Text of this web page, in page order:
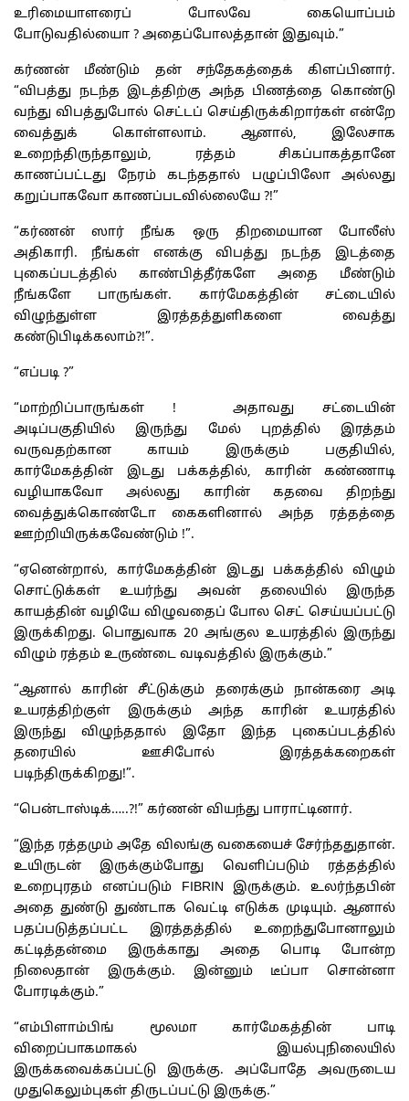
உரிமையாளரைப் போலவே கையொப்பம்
போடுவதில்யைா ? அதைப்போலத்தான் இதுவும்.”
கர்ணன் மீண்டும் தன் சந்தேகத்தைக் கிளப்பினார்.
“விபத்து நடந்த இடத்திற்கு அந்த பிணத்தை கொண்டு
வந்து விபத்துபோல் செட்டப் செய்திருக்கிறார்கள் என்றே
வைத்துக் கொள்ளலாம். ஆனால், இலேசாக
உறைந்திருந்தாலும், ரத்தம் சிகப்பாகத்தானே
காணப்பட்டது நேரம் கடந்ததால் பழுப்பிலோ அல்லது
கறுப்பாகவோ காணப்படவில்லையே ?!”
“கர்ணன் ஸார் நீங்க ஒரு திறமையான போலீஸ்
அதிகாரி. நீங்கள் எனக்கு விபத்து நடந்த இடத்தை
புகைப்படத்தில் காண்பித்தீர்களே அதை மீண்டும்
நீங்களே பாருங்கள். கார்மேகத்தின் சட்டையில்
விழுந்துள்ள இரத்தத்துளிகளை வைத்து
கண்டுபிடிக்கலாம்?!”.
“எப்படி ?”
“மாற்றிப்பாருங்கள் ! அதாவது சட்டையின்
அடிப்பகுதியில் இருந்து மேல் புறத்தில் இரத்தம்
வருவதற்கான காயம் இருக்கும் பகுதியில்,
கார்மேகத்தின் இடது பக்கத்தில், காரின் கண்ணாடி
வழியாகவோ அல்லது காரின் கதவை திறந்து
வைத்துக்கொண்டோ கைகளினால் அந்த ரத்தத்தை
ஊற்றியிருக்கவேண்டும் !”.
“ஏனென்றால், கார்மேகத்தின் இடது பக்கத்தில் விழும்
சொட்டுக்கள் உயர்ந்து அவன் தலையில் இருந்த
காயத்தின் வழியே விழுவதைப் போல செட் செய்யப்பட்டு
இருக்கிறது. பொதுவாக 20 அங்குல உயரத்தில் இருந்து
விழும் ரத்தம் உருண்டை வடிவத்தில் இருக்கும்.”
“ஆனால் காரின் சீட்டுக்கும் தரைக்கும் நான்கரை அடி
உயரத்திற்குள் இருக்கும் அந்த காரின் உயரத்தில்
இருந்து விழுந்ததால் இதோ இந்த புகைப்படத்தில்
தரையில் ஊசிபோல் இரத்தக்கறைகள்
படிந்திருக்கிறது!”.
“பென்டாஸ்டிக்…..?!” கர்ணன் வியந்து பாராட்டினார்.
“இந்த ரத்தமும் அதே விலங்கு வகையைச் சேர்ந்ததுதான்.
உயிருடன் இருக்கும்போது வெளிப்படும் ரத்தத்தில்
உறைபுரதம் எனப்படும் FIBRIN இருக்கும். உலர்ந்தபின்
அதை துண்டு துண்டாக வெட்டி எடுக்க முடியும். ஆனால்
பதப்படுத்தப்பட்ட இரத்தத்தில் உறைந்துபோனாலும்
கட்டித்தன்மை இருக்காது அதை பொடி போன்ற
நிலைதான் இருக்கும். இன்னும் டீப்பா சொன்னா
போரடிக்கும்.”
“எம்பிளாம்பிங் மூலமா கார்மேகத்தின் பாடி
விறைப்பாகமாகல் இயல்புநிலையில்
இருக்கவைக்கப்பட்டு இருக்கு. அப்போதே அவருடைய
முதுகெலும்புகள் திருடப்பட்டு இருக்கு.”